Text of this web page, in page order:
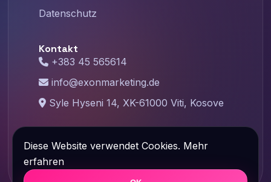
Datenschutz
Kontakt
+383 45 565614
info@exonmarketing.de
Syle Hyseni 14, XK-61000 Viti, Kosove
©2026Exon Marketing – Designed with
Diese Website verwendet Cookies. Mehr
erfahren